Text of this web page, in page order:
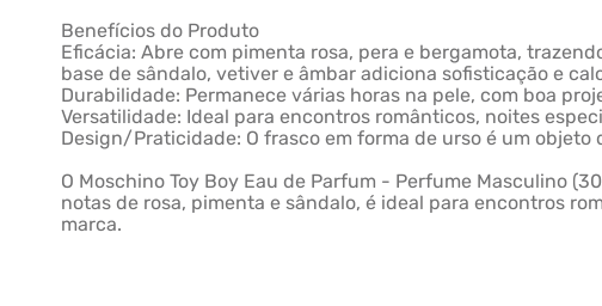
Benefícios do Produto
Eficácia: Abre com pimenta rosa, pera e bergamota,
base de sândalo, vetiver e âmbar adiciona sofisticação e
Durabilidade: Permanece várias horas na pele, com boa
Versatilidade: Ideal para encontros românticos, noites
Design/Praticidade: O frasco em forma de urso é um
O Moschino Toy Boy Eau de Parfum - Perfume Masculino
notas de rosa, pimenta e sândalo, é ideal para encontros
marca.